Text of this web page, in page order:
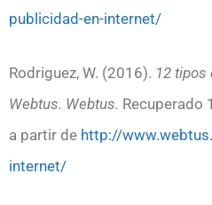
publicidad-en-internet/
Rodriguez, W. (2016). 12 tipos
Webtus. Webtus. Recuperado
a partir de http://
internet/